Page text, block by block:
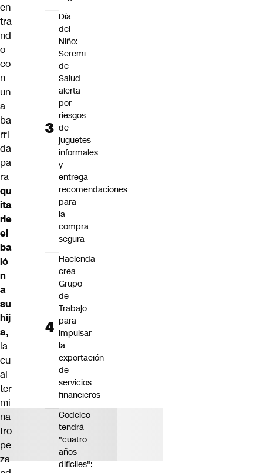
en
tra
nd
o
co
n
un
a
ba
rri
da
pa
ra
qu
ita
rle
el
ba
ló
n
a
su
hij
a,
la
cu
al
ter
mi
na
tro
pe
za
Día
del
Niño:
Seremi
de
Salud
alerta
por
riesgos
de
juguetes
informales
y
entrega
recomendaciones
para
la
compra
segura
Hacienda
crea
Grupo
de
Trabajo
para
impulsar
la
exportación
de
servicios
financieros
Codelco
tendrá
"cuatro
años
difíciles":